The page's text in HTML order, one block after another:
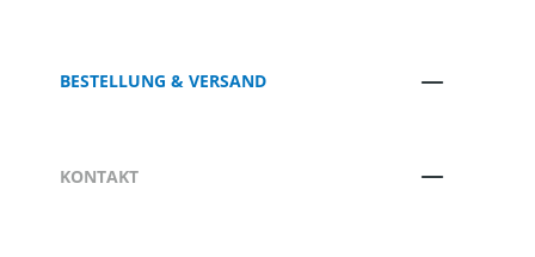
BESTELLUNG & VERSAND
KONTAKT